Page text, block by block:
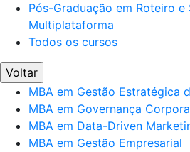
Pós-Graduação em Roteiro
Multiplataforma
Todos os cursos
Voltar
MBA em Gestão Estratégica
MBA em Governança
MBA em Data-Driven
MBA em Gestão Empresarial